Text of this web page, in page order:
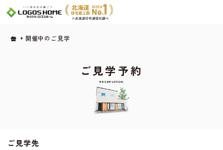
開催中のご見学
ご見学予約
RESERVATION
ご見学先